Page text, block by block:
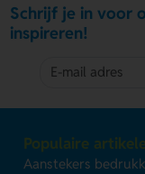
Schrijf je in voor
inspireren!
Populaire
Aanstekers